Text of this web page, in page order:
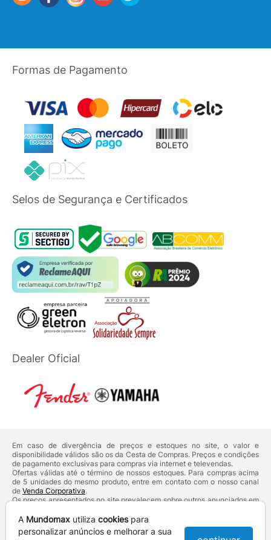
Formas de Pagamento
Selos de Segurança e Certificados
Dealer Oficial
Em caso de divergência de preços e estoques no site, o valor e
disponibilidade válidos são os da Cesta de Compras. Preços e condições
de pagamento exclusivas para compras via internet e televendas.
Ofertas válidas até o término de nossos estoques. Para compras acima
de 5 unidades do mesmo produto, entre em contato com o nosso canal
de Venda Corporativa.
Os preços apresentados no site prevalecem sobre outros anunciados em
Defesa do Consumidor:Lei nº 8.078.
Vendas sujeitas à confirmação de dados e análises de crédito e risco.
A Mundomax utiliza cookiespara
personalizar anúncios e melhorar a sua